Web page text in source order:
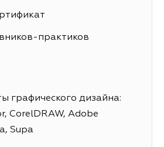
практиков
графического дизайна:
CorelDRAW, Adobe
Supa